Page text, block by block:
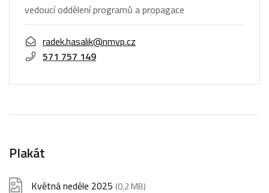
vedoucí oddělení programů a propagace
radek.hasalik@nmvp.cz
571 757 149
Plakát
Květná neděle 2025 (0,2 MB)